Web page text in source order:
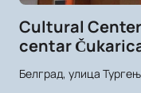
Cultural
centar
Белград, улица